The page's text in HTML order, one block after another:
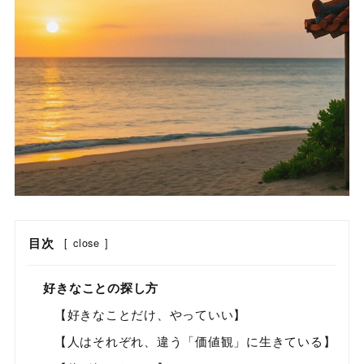
目次 [ close ]
好きなことの探し方
【好きなことだけ、やっていい】
【人はそれぞれ、違う「価値観」に生きている】